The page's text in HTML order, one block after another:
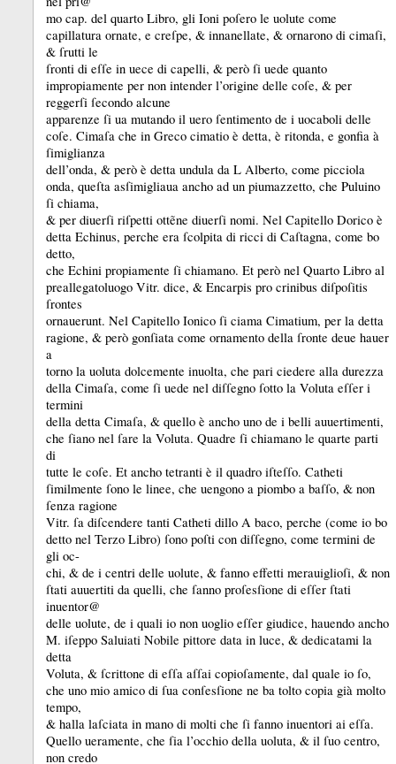
mo cap. del quarto Libro, gli Ioni poſero le uolute come
capillatura ornate, e creſpe, & innanellate, & ornarono di cimaſi,
& ſrutti le
ſronti di eſſe in uece di capelli, & però ſi uede quanto
impropiamente per non intender l’origine delle coſe, & per
reggerſi ſecondo alcune
apparenze ſi ua mutando il uero ſentimento de i uocaboli delle
coſe. Cimaſa che in Greco cimatio è detta, è ritonda, e gonfia à
ſimiglianza
dell’onda, & però è detta undula da L Alberto, come picciola
onda, queſta asſimigliaua ancho ad un piumazzetto, che Puluino
ſi chiama,
& per diuerſi riſpetti ottẽne diuerſi nomi. Nel Capitello Dorico è
detta Echinus, perche era ſcolpita di ricci di Caſtagna, come bo
detto,
che Echini propiamente ſi chiamano. Et però nel Quarto Libro al
preallegatoluogo Vitr. dice, & Encarpis pro crinibus diſpoſitis
ſrontes
ornauerunt. Nel Capitello Ionico ſi ciama Cimatium, per la detta
ragione, & però gonſiata come ornamento della ſronte deue hauer
a
torno la uoluta dolcemente inuolta, che pari ciedere alla durezza
della Cimaſa, come ſi uede nel diſſegno ſotto la Voluta eſſer i
termini
della detta Cimaſa, & quello è ancho uno de i belli auuertimenti,
che ſiano nel ſare la Voluta. Quadre ſi chiamano le quarte parti
di
tutte le coſe. Et ancho tetranti è il quadro iſteſſo. Catheti
ſimilmente ſono le linee, che uengono a piombo a baſſo, & non
ſenza ragione
Vitr. ſa diſcendere tanti Catheti dillo A baco, perche (come io bo
detto nel Terzo Libro) ſono poſti con diſſegno, come termini de
gli oc-
chi, & de i centri delle uolute, & fanno effetti merauiglioſi, & non
ſtati auuertiti da quelli, che ſanno proſesſione di eſſer ſtati
inuentor@
delle uolute, de i quali io non uoglio eſſer giudice, hauendo ancho
M. iſeppo Saluiati Nobile pittore data in luce, & dedicatami la
detta
Voluta, & ſcrittone di eſſa aſſai copioſamente, dal quale io ſo,
che uno mio amico di ſua conſesſione ne ba tolto copia già molto
tempo,
& halla laſciata in mano di molti che ſi fanno inuentori ai eſſa.
Quello ueramente, che ſia l’occhio della uoluta, & il ſuo centro,
non credo